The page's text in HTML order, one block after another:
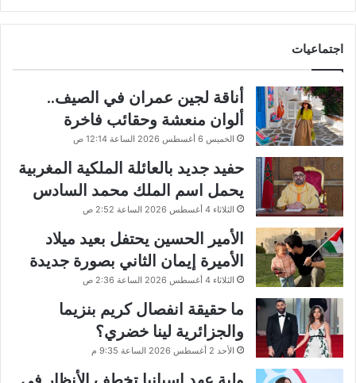
اجتماعيات
أناقة لجين عمران في الصيف..
ألوان منعشة وحقائب فاخرة
الخميس 6 أغسطس 2026 الساعة 12:14 ص
حفيد جديد بالعائلة الملكية المغربية
يحمل اسم الملك محمد السادس
الثلاثاء 4 أغسطس 2026 الساعة 2:52 ص
الأمير الحسين يحتفل بعيد ميلاد
الأميرة إيمان الثاني بصورة جديدة
الثلاثاء 4 أغسطس 2026 الساعة 2:36 ص
ما حقيقة انفصال كريم بنزيما
والجزائرية لينا خضري؟
الأحد 2 أغسطس 2026 الساعة 9:35 م